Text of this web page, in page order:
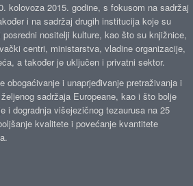
kolovoza 2015. godine, s fokusom na sadržaj
i na sadržaj drugih institucija koje su
posredni nositelji kulture, kao što su knjižnice,
centri, ministarstva, vladine organizacije,
a također je uključen i privatni sektor.
obogaćivanje i unaprjeđivanje pretraživanja i
sadržaja Europeane, kao i što bolje
i dogradnja višejezičnog tezaurusa na 25
kvalitete i povećanje kvantitete